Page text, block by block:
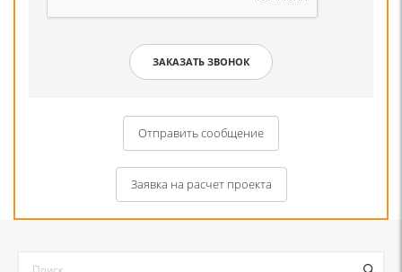
Отправить сообщение
Заявка на расчет проекта